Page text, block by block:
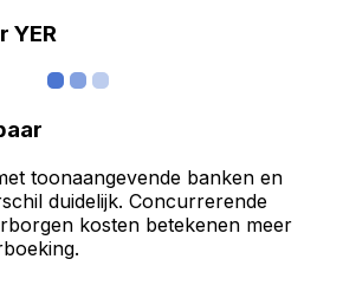
YER
toonaangevende banken en
duidelijk. Concurrerende
kosten betekenen meer